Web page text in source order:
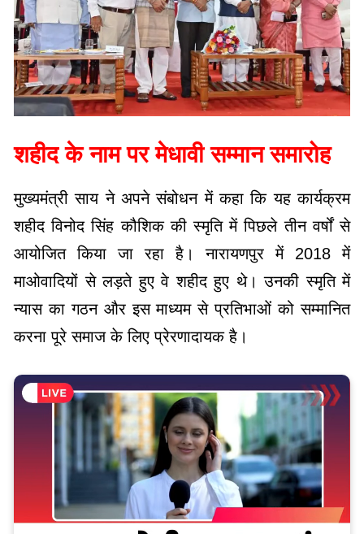
शहीद के नाम पर मेधावी सम्मान समारोह
मुख्यमंत्री साय ने अपने संबोधन में कहा कि यह कार्यक्रम
शहीद विनोद सिंह कौशिक की स्मृति में पिछले तीन वर्षों से
आयोजित किया जा रहा है। नारायणपुर में 2018 में
माओवादियों से लड़ते हुए वे शहीद हुए थे। उनकी स्मृति में
न्यास का गठन और इस माध्यम से प्रतिभाओं को सम्मानित
करना पूरे समाज के लिए प्रेरणादायक है।